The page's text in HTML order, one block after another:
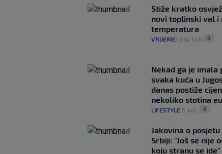
Stiže kratko
novi toplinski val i
temperatura
VRIJEME prije 10 h 0
Nekad ga je imala
svaka kuća u
danas postiže
nekoliko stotina
LIFESTYLE 5. kol. 0
Jakovina o
Srbiji: "Još se nije
koju stranu se ide"